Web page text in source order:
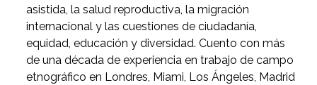
asistida, la salud reproductiva, la migración
internacional y las cuestiones de ciudadanía,
equidad, educación y diversidad. Cuento con más
de una década de experiencia en trabajo de campo
etnográfico en Londres, Miami, Los Ángeles, Madrid